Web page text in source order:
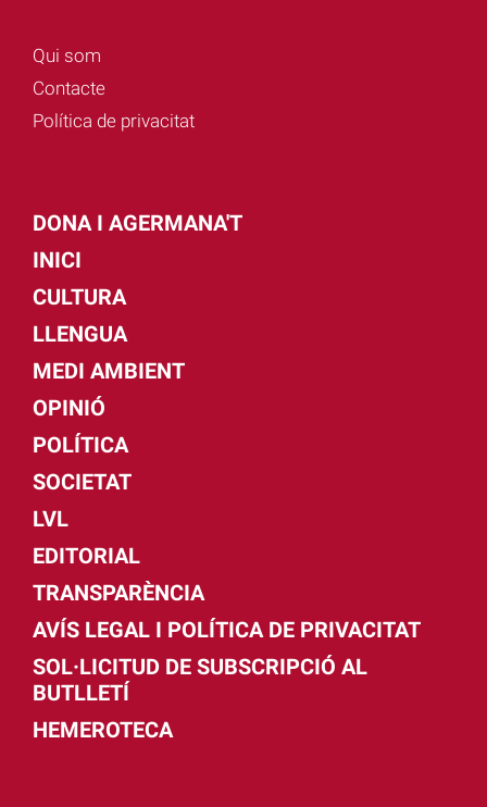
Qui som
Contacte
Política de privacitat
DONA I AGERMANA'T
INICI
CULTURA
LLENGUA
MEDI AMBIENT
OPINIÓ
POLÍTICA
SOCIETAT
LVL
EDITORIAL
TRANSPARÈNCIA
AVÍS LEGAL I POLÍTICA DE PRIVACITAT
SOL·LICITUD DE SUBSCRIPCIÓ AL
BUTLLETÍ
HEMEROTECA